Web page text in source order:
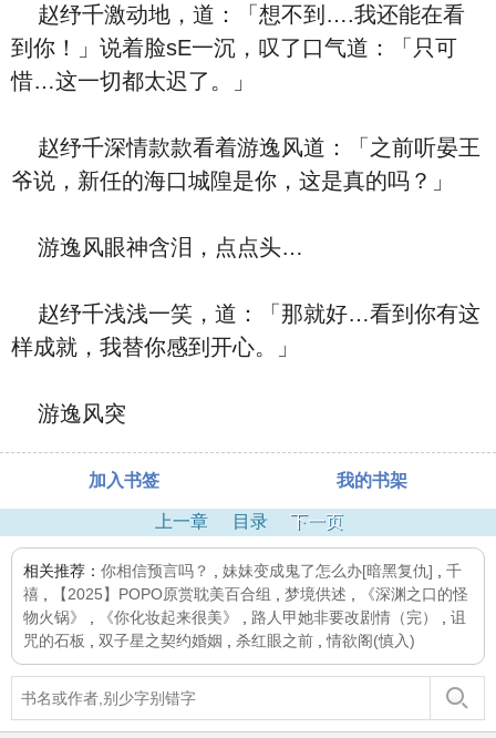
赵纾千激动地，道：「想不到….我还能在看
到你！」说着脸sE一沉，叹了口气道：「只可
惜…这一切都太迟了。」
赵纾千深情款款看着游逸风道：「之前听晏王
爷说，新任的海口城隍是你，这是真的吗？」
游逸风眼神含泪，点点头…
赵纾千浅浅一笑，道：「那就好…看到你有这
样成就，我替你感到开心。」
游逸风突
加入书签 我的书架
上一章 目录 下一页
相关推荐： 你相信预言吗？ 妹妹变成鬼了怎么办[暗黑复仇]
千
禧
【2025】POPO原赏耽美百合组 梦境供述
《深渊之口的怪
物火锅》
《你化妆起来很美》 路人甲她非要改剧情（完）
诅
咒的石板
双子星之契约婚姻 杀红眼之前 ,情欲阁(慎入)